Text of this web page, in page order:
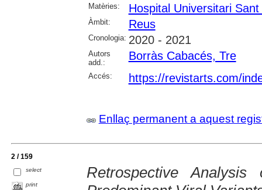
Matèries:
Hospital Universitari
Àmbit: Reus
Cronologia: 2020 - 2021
Autors
add.:
Borràs Cabacés, Tre
Accés: https://revistarts.com/
Enllaç permanent a aquest
2 / 159
select
print
Retrospective